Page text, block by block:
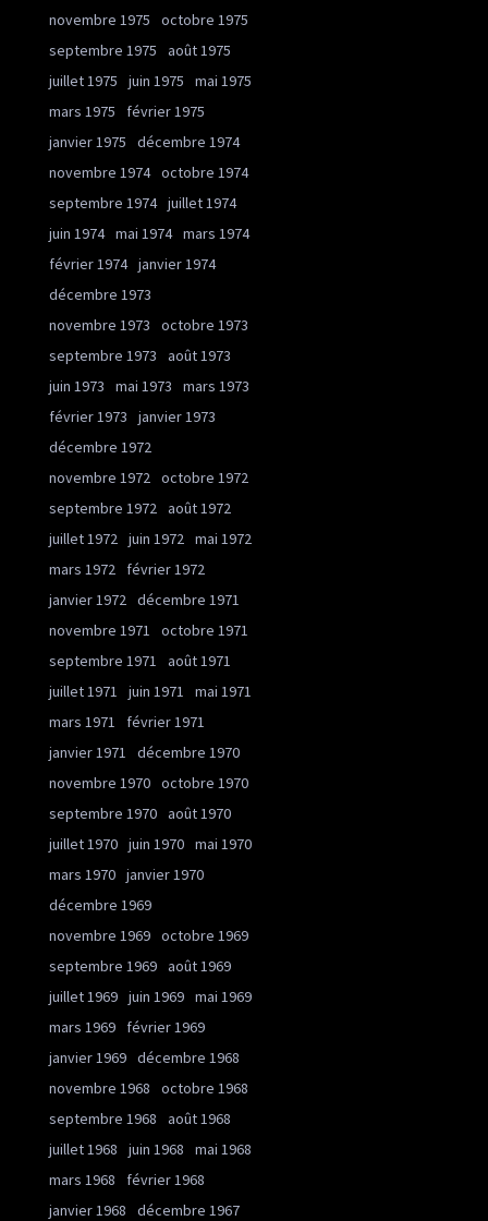
novembre 1975
octobre 1975
septembre 1975
août 1975
juillet 1975
juin 1975
mai 1975
mars 1975
février 1975
janvier 1975
décembre 1974
novembre 1974 octobre 1974
septembre 1974 juillet 1974
juin 1974 mai 1974 mars 1974
février 1974 janvier 1974
décembre 1973
novembre 1973
octobre 1973
septembre 1973
août 1973
juin 1973
mai 1973
mars 1973
février 1973
janvier 1973
décembre 1972
novembre 1972 octobre 1972
septembre 1972 août 1972
juillet 1972 juin 1972 mai 1972
mars 1972
février 1972
janvier 1972 décembre 1971
novembre 1971
octobre 1971
septembre 1971
août 1971
juillet 1971
juin 1971
mai 1971
mars 1971
février 1971
janvier 1971
décembre 1970
novembre 1970 octobre 1970
septembre 1970 août 1970
juillet 1970 juin 1970 mai 1970
mars 1970 janvier 1970
décembre 1969
novembre 1969 octobre 1969
septembre 1969 août 1969
juillet 1969 juin 1969 mai 1969
mars 1969
février 1969
janvier 1969 décembre 1968
novembre 1968
octobre 1968
septembre 1968
août 1968
juillet 1968
juin 1968
mai 1968
mars 1968
février 1968
janvier 1968
décembre 1967